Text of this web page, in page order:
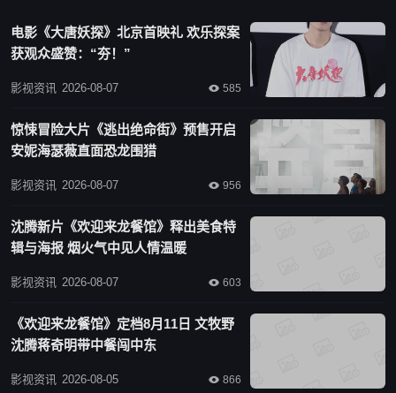
电影《大唐妖探》北京首映礼 欢乐探案
获观众盛赞：“夯！”
 585
影视资讯 2026-08-07
惊悚冒险大片《逃出绝命街》预售开启
安妮海瑟薇直面恐龙围猎
 956
影视资讯 2026-08-07
沈腾新片《欢迎来龙餐馆》释出美食特
辑与海报 烟火气中见人情温暖
 603
影视资讯 2026-08-07
《欢迎来龙餐馆》定档8月11日 文牧野
沈腾蒋奇明带中餐闯中东
 866
影视资讯 2026-08-05